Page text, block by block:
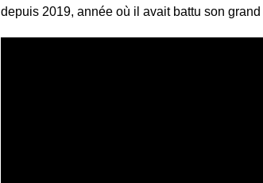
depuis 2019, année où il avait battu son grand